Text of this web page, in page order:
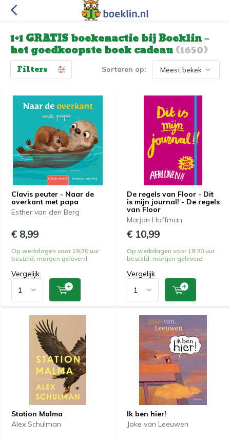
1+1 GRATIS boekenactie bij Boeklin –
het goedkoopste boek cadeau(1650)
Filters Sorteren op:
Clavis peuter - Naar de
overkant met papa
Esther van den Berg
€ 8,99
Op werkdagen voor 19:30 uur
besteld, morgen geleverd
Vergelijk
De regels van Floor - Dit
is mijn journal! - De regels
van Floor
Marjon Hoffman
€ 10,99
Op werkdagen voor 19:30 uur
besteld, morgen geleverd
Vergelijk
Station Malma
Alex Schulman
Ik ben hier!
Joke van Leeuwen